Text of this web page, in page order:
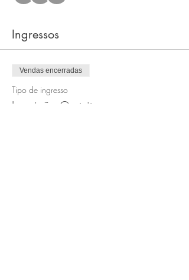
Ingressos
Vendas encerradas
Tipo de ingresso
Inscrição Gratuita